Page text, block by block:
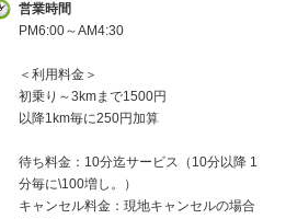
営業時間
PM6:00～AM4:30
＜利用料金＞
初乗り～3kmまで1500円
以降1km毎に250円加算
待ち料金：10分迄サービス（10分以降 1
分毎に\100増し。）
キャンセル料金：現地キャンセルの場合